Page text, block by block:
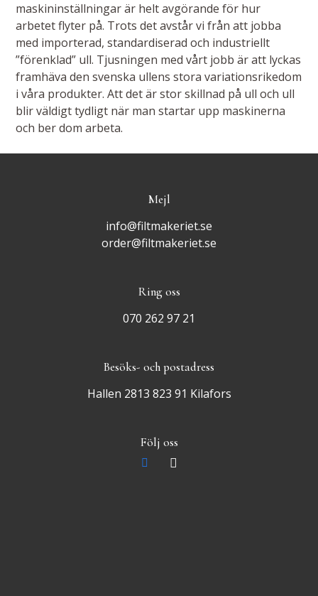
maskininställningar är helt avgörande för hur
arbetet flyter på. Trots det avstår vi från att jobba
med importerad, standardiserad och industriellt
”förenklad” ull. Tjusningen med vårt jobb är att lyckas
framhäva den svenska ullens stora variationsrikedom
i våra produkter. Att det är stor skillnad på ull och ull
blir väldigt tydligt när man startar upp maskinerna
och ber dom arbeta.
Mejl
info@filtmakeriet.se
order@filtmakeriet.se
Ring oss
070 262 97 21
Besöks- och postadress
Hallen 2813 823 91 Kilafors
Följ oss